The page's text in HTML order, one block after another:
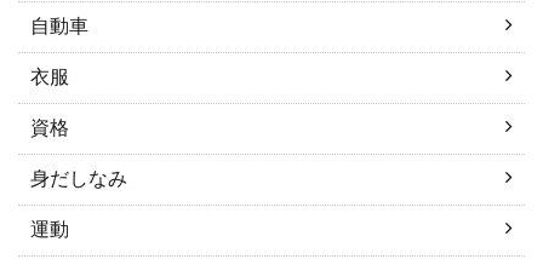
自動車
衣服
資格
身だしなみ
運動